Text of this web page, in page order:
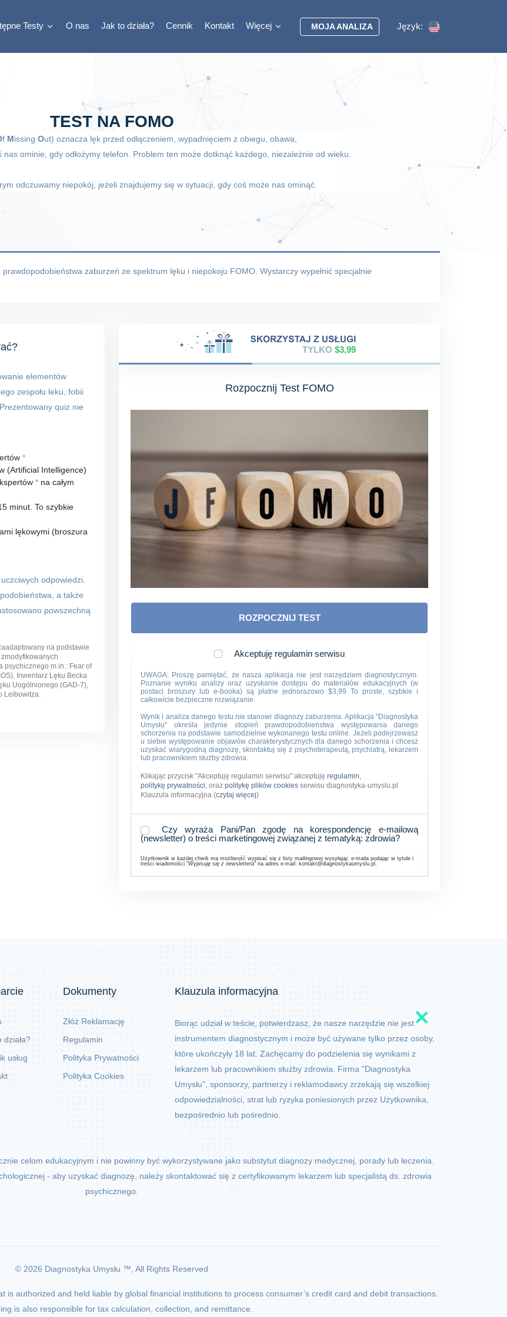
Testy O nas Jak to działa? Cennik Kontakt Więcej MOJA ANALIZA Język:
TEST NA FOMO
f Missing Out) oznacza lęk przed odłączeniem, wypadnięciem z obiegu, obawa,
nas ominie, gdy odłożymy telefon. Problem ten może dotknąć każdego, niezależnie od wieku.
odczuwamy niepokój, jeżeli znajdujemy się w sytuacji, gdy coś może nas ominąć.
zaburzeń ze spektrum lęku i niepokoju FOMO. Wystarczy wypełnić specjalnie
elementów
zespołu leku, fobii
quiz nie
*
(Artificial Intelligence)
* na całym
minut. To szybkie
lękowymi (broszura
odpowiedzi.
a także
powszechną
na podstawie
psychicznego m.in.: Fear of
Inwentarz Lęku Becka
Uogólnionego (GAD-7),
Leibowitza.
TYLKO $3,99
Rozpocznij Test FOMO
ROZPOCZNIJ TEST
Akceptuję regulamin serwisu
UWAGA: Proszę pamiętać, że nasza aplikacja nie jest narzędziem diagnostycznym.
Poznanie wyniku analizy oraz uzyskanie dostępu do materiałów edukacyjnych (w
postaci broszury lub e-booka) są płatne jednorazowo $3,99 To proste, szybkie i
całkowicie bezpieczne rozwiązanie.
Wynik i analiza danego testu nie stanowi diagnozy zaburzenia. Aplikacja "Diagnostyka
Umysłu" określa jedynie stopień prawdopodobieństwa występowania danego
schorzenia na podstawie samodzielnie wykonanego testu online. Jeżeli podejrzewasz
u siebie występowanie objawów charakterystycznych dla danego schorzenia i chcesz
uzyskać wiarygodną diagnozę, skontaktuj się z psychoterapeutą, psychiatrą, lekarzem
lub pracownikiem służby zdrowia.
Klikając przycisk "Akceptuję regulamin serwisu" akceptuję regulamin,
politykę prywatności, oraz politykę plików cookies serwisu diagnostyka-umyslu.pl
Klauzula informacyjna (czytaj więcej)
Czy wyraża Pani/Pan zgodę na korespondencję e-mailową
(newsletter) o treści marketingowej związanej z tematyką: zdrowia?
Użytkownik w każdej chwili ma możliwość wypisać się z listy mailingowej wysyłając e-maila podając w tytule i
treści wiadomości "Wypisuję się z newslettera" na adres e-mail: kontakt@diagnostykaumyslu.pl .
działa?
usług
Dokumenty
Złóż Reklamację
Regulamin
Polityka Prywatności
Polityka Cookies
Klauzula informacyjna
Biorąc udział w teście, potwierdzasz, że nasze narzędzie nie jest
instrumentem diagnostycznym i może być używane tylko przez osoby,
które ukończyły 18 lat. Zachęcamy do podzielenia się wynikami z
lekarzem lub pracownikiem służby zdrowia. Firma "Diagnostyka
Umysłu", sponsorzy, partnerzy i reklamodawcy zrzekają się wszelkiej
odpowiedzialności, strat lub ryzyka poniesionych przez Użytkownika,
bezpośrednio lub pośrednio.
celom edukacyjnym i nie powinny być wykorzystywane jako substytut diagnozy medycznej, porady lub leczenia.
- aby uzyskać diagnozę, należy skontaktować się z certyfikowanym lekarzem lub specjalistą ds. zdrowia
psychicznego.
© 2026 Diagnostyka Umysłu ™, All Rights Reserved
authorized and held liable by global financial institutions to process consumer’s credit card and debit transactions.
is also responsible for tax calculation, collection, and remittance.